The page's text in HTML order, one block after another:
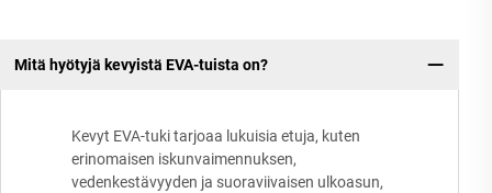
Mitä hyötyjä kevyistä EVA-tuista on?
Kevyt EVA-tuki tarjoaa lukuisia etuja, kuten
erinomaisen iskunvaimennuksen,
vedenkestävyyden ja suoraviivaisen ulkoasun,